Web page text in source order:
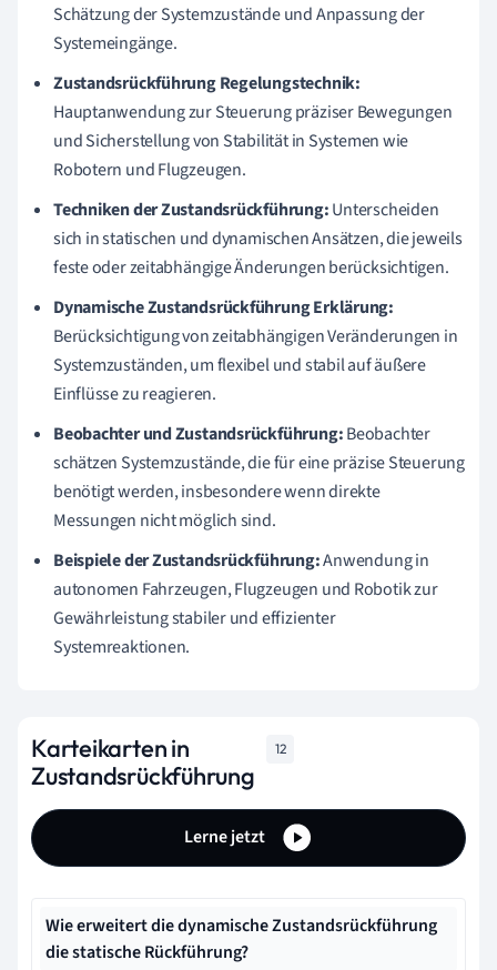
Schätzung der Systemzustände und Anpassung der
Systemeingänge.
Zustandsrückführung Regelungstechnik:
Hauptanwendung zur Steuerung präziser Bewegungen
und Sicherstellung von Stabilität in Systemen wie
Robotern und Flugzeugen.
Techniken der Zustandsrückführung:Unterscheiden
sich in statischen und dynamischen Ansätzen, die jeweils
feste oder zeitabhängige Änderungen berücksichtigen.
Dynamische Zustandsrückführung Erklärung:
Berücksichtigung von zeitabhängigen Veränderungen in
Systemzuständen, um flexibel und stabil auf äußere
Einflüsse zu reagieren.
Beobachter und Zustandsrückführung:Beobachter
schätzen Systemzustände, die für eine präzise Steuerung
benötigt werden, insbesondere wenn direkte
Messungen nicht möglich sind.
Beispiele der Zustandsrückführung:Anwendung in
autonomen Fahrzeugen, Flugzeugen und Robotik zur
Gewährleistung stabiler und effizienter
Systemreaktionen.
Karteikarten in
Zustandsrückführung
12
Lerne jetzt
Wie erweitert die dynamische Zustandsrückführung
die statische Rückführung?